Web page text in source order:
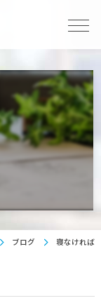
ブログ 寝なければ